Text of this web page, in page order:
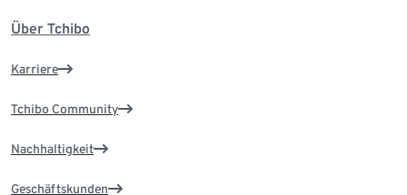
Über Tchibo
Karriere
Tchibo Community
Nachhaltigkeit
Geschäftskunden